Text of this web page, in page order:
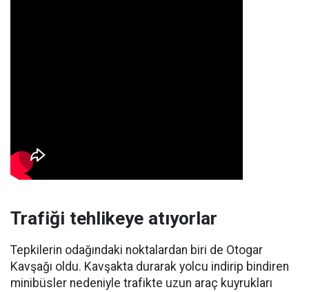
Trafiği tehlikeye atıyorlar
Tepkilerin odağındaki noktalardan biri de Otogar
Kavşağı oldu. Kavşakta durarak yolcu indirip bindiren
minibüsler nedeniyle trafikte uzun araç kuyrukları